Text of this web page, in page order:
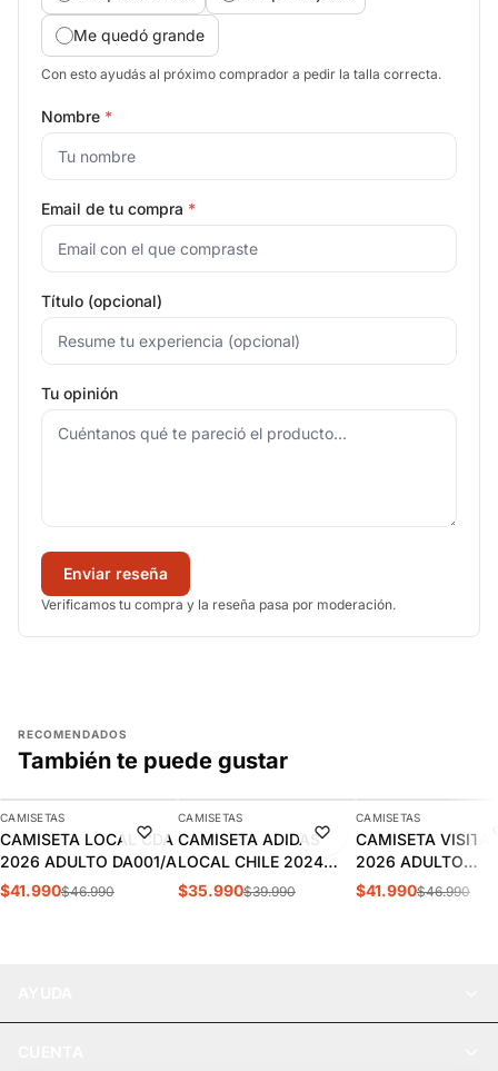
Me quedó grande
Con esto ayudás al próximo comprador a pedir la talla correcta.
Nombre *
Email de tu compra *
Título (opcional)
Tu opinión
Enviar reseña
Verificamos tu compra y la reseña pasa por moderación.
RECOMENDADOS
También te puede gustar
-11%
AGREGAR
CAMISETAS
CAMISETA LOCAL CDA
2026 ADULTO DA001/A
$41.990$46.990
-10%
AGREGAR
CAMISETAS
CAMISETA ADIDAS
LOCAL CHILE 2024
HOMBRE | IP8455
$35.990$39.990
-11%
CAMISETAS
CAMISETA VISITA
2026 ADULTO
DA002/A
$41.990$46.990